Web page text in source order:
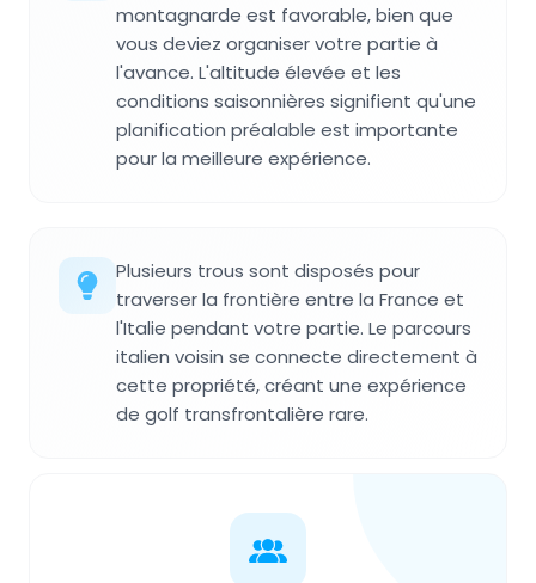
montagnarde est favorable, bien que
vous deviez organiser votre partie à
l'avance. L'altitude élevée et les
conditions saisonnières signifient qu'une
planification préalable est importante
pour la meilleure expérience.
Plusieurs trous sont disposés pour
traverser la frontière entre la France et
l'Italie pendant votre partie. Le parcours
italien voisin se connecte directement à
cette propriété, créant une expérience
de golf transfrontalière rare.